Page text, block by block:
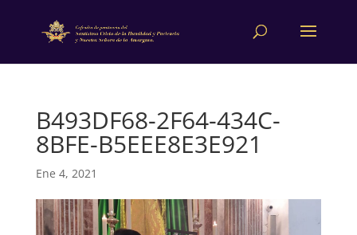
B493DF68-2F64-434C-
8BFE-B5EEE8E3E921
Ene 4, 2021